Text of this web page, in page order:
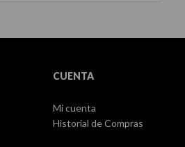
CUENTA
Mi cuenta
Historial de Compras